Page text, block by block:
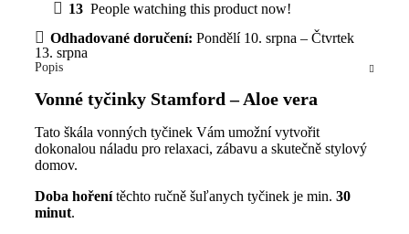
13 People watching this product now!
Odhadované doručení: Pondělí 10. srpna – Čtvrtek
13. srpna
Popis
Vonné tyčinky Stamford – Aloe vera
Tato škála vonných tyčinek Vám umožní vytvořit
dokonalou náladu pro relaxaci, zábavu a skutečně stylový
domov.
Doba hořenítěchto ručně šuľanych tyčinek je min. 30
minut.